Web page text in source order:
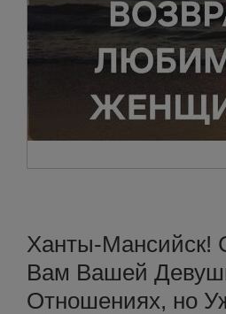
Ханты-Мансийск!
Вам Вашей
Отношениях, но